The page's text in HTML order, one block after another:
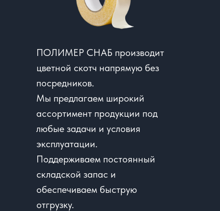
ПОЛИМЕР СНАБ производит
цветной скотч напрямую без
посредников.
Мы предлагаем широкий
ассортимент продукции под
любые задачи и условия
эксплуатации.
Поддерживаем постоянный
складской запас и
обеспечиваем быструю
отгрузку.